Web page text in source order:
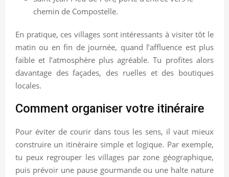
chemin de Compostelle.
En pratique, ces villages sont intéressants à visiter tôt le
matin ou en fin de journée, quand l’affluence est plus
faible et l’atmosphère plus agréable. Tu profites alors
davantage des façades, des ruelles et des boutiques
locales.
Comment organiser votre itinéraire
Pour éviter de courir dans tous les sens, il vaut mieux
construire un itinéraire simple et logique. Par exemple,
tu peux regrouper les villages par zone géographique,
puis prévoir une pause gourmande ou une halte nature